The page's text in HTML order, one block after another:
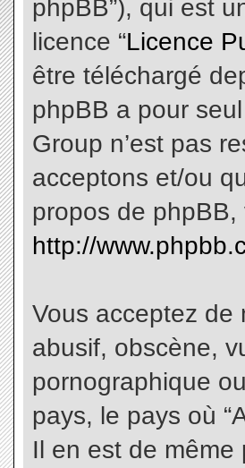
phpBB”), qui est
licence “Licence
être téléchargé
phpBB a pour
Group n’est pas
acceptons et/ou
propos de
http://
Vous acceptez de
abusif, obscène,
pornographique
pays, le pays où
Il en est de même